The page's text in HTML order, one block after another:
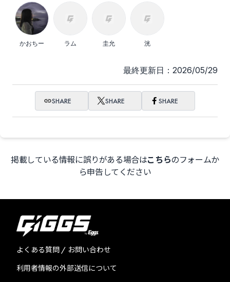
かおちー ラム 圭允 洸
最終更新日：2026/05/29
SHARE SHARE SHARE
掲載している情報に誤りがある場合はこちらのフォームか
ら申告してください
よくある質問 / お問い合わせ
利用者情報の外部送信について